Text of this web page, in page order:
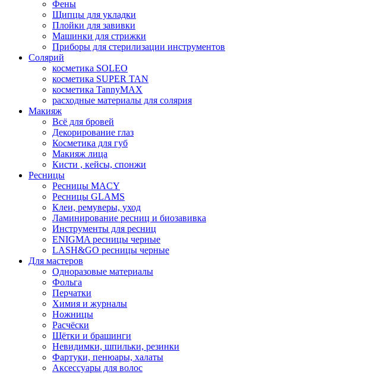
Фены
Щипцы для укладки
Плойки для завивки
Машинки для стрижки
Приборы для стерилизации инструментов
Солярий
косметика SOLEO
косметика SUPER TAN
косметика TannyMAX
расходные материалы для солярия
Макияж
Всё для бровей
Декорирование глаз
Косметика для губ
Макияж лица
Кисти , кейсы, спонжи
Ресницы
Ресницы MACY
Ресницы GLAMS
Клеи, ремуверы, уход
Ламинирование ресниц и биозавивка
Инструменты для ресниц
ENIGMA ресницы черные
LASH&GO ресницы черные
Для мастеров
Одноразовые материалы
Фольга
Перчатки
Химия и журналы
Ножницы
Расчёски
Щётки и брашинги
Невидимки, шпильки, резинки
Фартуки, пенюары, халаты
Аксессуары для волос